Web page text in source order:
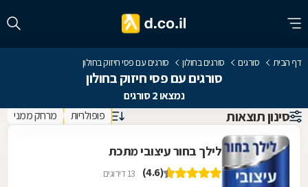
דף הבית סורגים סורגים בחולון סורגים עם פסי חיזוק בחולון
סורגים עם פסי חיזוק בחולון
נמצאו 2 סורגים
סינון תוצאות פופולריות מרחק ממני
לילך בחור עיצובי מתכת
(4.6) 13 דירוגים